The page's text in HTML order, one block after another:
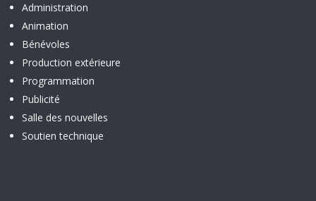
Administration
Animation
Bénévoles
Production extérieure
Programmation
Publicité
Salle des nouvelles
Soutien technique